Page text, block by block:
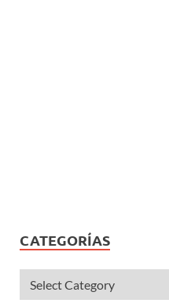
CATEGORÍAS